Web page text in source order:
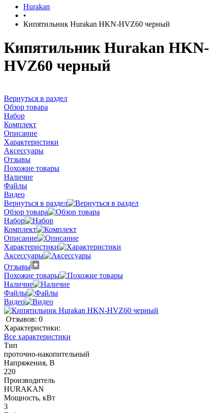
Hurakan
•
Кипятильник Hurakan HKN-HVZ60 черный
Кипятильник Hurakan HKN-
HVZ60 черный
Вернуться в раздел
Обзор товара
Набор
Комплект
Описание
Характеристики
Аксессуары
Отзывы
Похожие товары
Наличие
Файлы
Видео
Вернуться в раздел
Обзор товара
Набор
Комплект
Описание
Характеристики
Аксессуары
Отзывы
Похожие товары
Наличие
Файлы
Видео
Отзывов: 0
Характеристики:
Все характеристики
Тип
проточно-накопительный
Напряжения, В
220
Производитель
HURAKAN
Мощность, кВт
3